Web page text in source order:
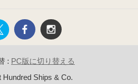
: PC版に切り替える
Hundred Ships & Co.